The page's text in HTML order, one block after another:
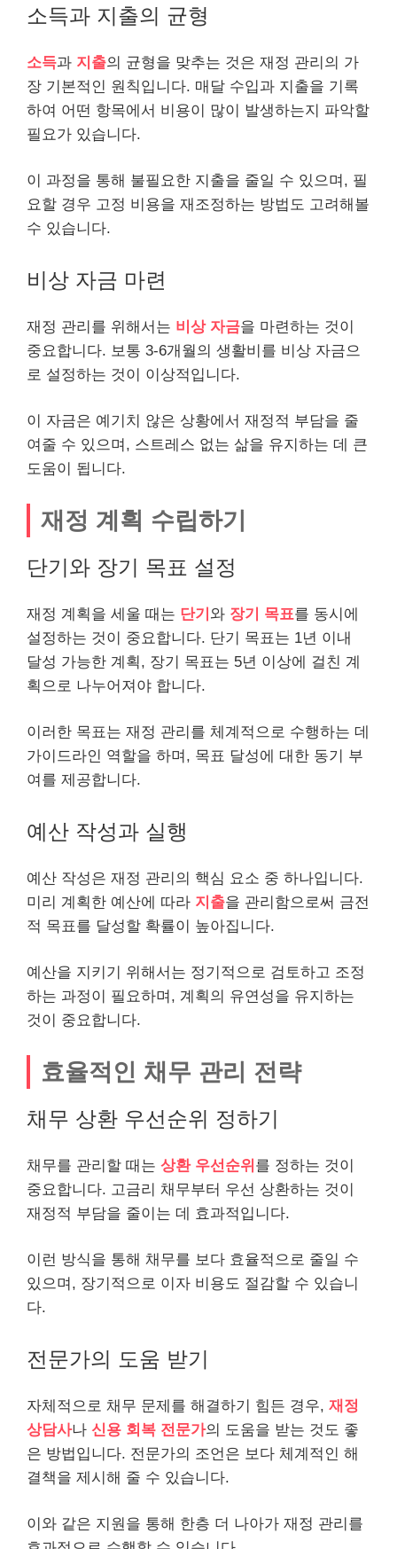
소득과 지출의 균형
소득과 지출의 균형을 맞추는 것은 재정 관리의 가
장 기본적인 원칙입니다. 매달 수입과 지출을 기록
하여 어떤 항목에서 비용이 많이 발생하는지 파악할
필요가 있습니다.
이 과정을 통해 불필요한 지출을 줄일 수 있으며, 필
요할 경우 고정 비용을 재조정하는 방법도 고려해볼
수 있습니다.
비상 자금 마련
재정 관리를 위해서는 비상 자금을 마련하는 것이
중요합니다. 보통 3-6개월의 생활비를 비상 자금으
로 설정하는 것이 이상적입니다.
이 자금은 예기치 않은 상황에서 재정적 부담을 줄
여줄 수 있으며, 스트레스 없는 삶을 유지하는 데 큰
도움이 됩니다.
재정 계획 수립하기
단기와 장기 목표 설정
재정 계획을 세울 때는 단기 와 장기 목표를 동시에
설정하는 것이 중요합니다. 단기 목표는 1년 이내
달성 가능한 계획, 장기 목표는 5년 이상에 걸친 계
획으로 나누어져야 합니다.
이러한 목표는 재정 관리를 체계적으로 수행하는 데
가이드라인 역할을 하며, 목표 달성에 대한 동기 부
여를 제공합니다.
예산 작성과 실행
예산 작성은 재정 관리의 핵심 요소 중 하나입니다.
미리 계획한 예산에 따라 지출을 관리함으로써 금전
적 목표를 달성할 확률이 높아집니다.
예산을 지키기 위해서는 정기적으로 검토하고 조정
하는 과정이 필요하며, 계획의 유연성을 유지하는
것이 중요합니다.
효율적인 채무 관리 전략
채무 상환 우선순위 정하기
채무를 관리할 때는 상환 우선순위 를 정하는 것이
중요합니다. 고금리 채무부터 우선 상환하는 것이
재정적 부담을 줄이는 데 효과적입니다.
이런 방식을 통해 채무를 보다 효율적으로 줄일 수
있으며, 장기적으로 이자 비용도 절감할 수 있습니
다.
전문가의 도움 받기
자체적으로 채무 문제를 해결하기 힘든 경우, 재정
상담사나 신용 회복 전문가의 도움을 받는 것도 좋
은 방법입니다. 전문가의 조언은 보다 체계적인 해
결책을 제시해 줄 수 있습니다.
이와 같은 지원을 통해 한층 더 나아가 재정 관리를